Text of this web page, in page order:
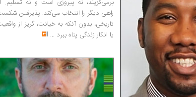
برمی‌گزیند، نه پیروزی است و نه تسلیم.
راهی دیگر را انتخاب می‌کند: پذیرفتن
تاریخی، بدون آنکه به خیانت، گریز از
یا انکار زندگی پناه ببرد ...